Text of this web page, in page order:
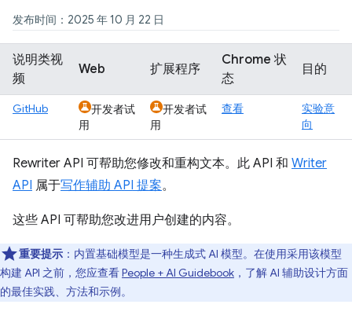
发布时间：2025 年 10 月 22 日
说明类视
频
Web 扩展程序
Chrome 状
态
目的
GitHub
开发者试
用
开发者试
用
查看
实验意
向
Rewriter API 可帮助您修改和重构文本。此 API 和 Writer
API 属于写作辅助 API 提案。
这些 API 可帮助您改进用户创建的内容。
重要提示 ：内置基础模型是一种生成式 AI 模型。在使用采用该模型
构建 API 之前，您应查看People + AI Guidebook ，了解 AI 辅助设计方面
的最佳实践、方法和示例。